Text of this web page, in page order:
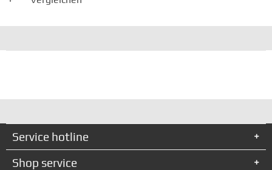
Service hotline
Shop service